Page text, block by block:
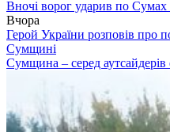
Вночі ворог ударив по
Вчора
Герой України розповів про
Сумщині
Сумщина – серед